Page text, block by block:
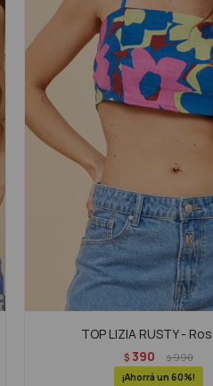
TOP LIZIA RUSTY -
$ 390 $990
60